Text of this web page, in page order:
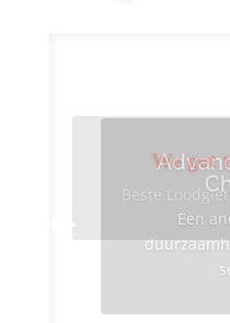
Een
We got
Beste